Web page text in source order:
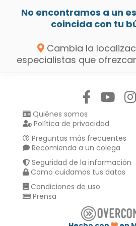
No encontramos a un
coincida con tu
Cambia la
especialistas que
Quiénes somos
Política de privacidad
Preguntas más frecuentes
Recomienda a un colega
Seguridad de la información
Como cuidamos tus datos
Condiciones de uso
Prensa